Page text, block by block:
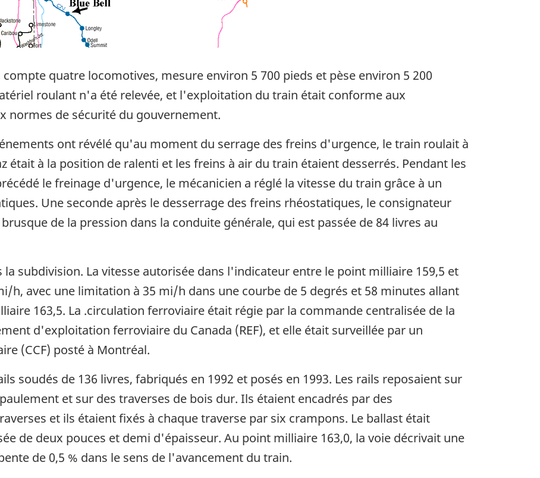
quatre locomotives, mesure environ 5 700 pieds et pèse environ 5 200
roulant n'a été relevée, et l'exploitation du train était conforme aux
normes de sécurité du gouvernement.
ont révélé qu'au moment du serrage des freins d'urgence, le train roulait à
était à la position de ralenti et les freins à air du train étaient desserrés. Pendant les
le freinage d'urgence, le mécanicien a réglé la vitesse du train grâce à un
Une seconde après le desserrage des freins rhéostatiques, le consignateur
de la pression dans la conduite générale, qui est passée de 84 livres au
subdivision. La vitesse autorisée dans l'indicateur entre le point milliaire 159,5 et
h, avec une limitation à 35 mi/h dans une courbe de 5 degrés et 58 minutes allant
163,5. La .circulation ferroviaire était régie par la commande centralisée de la
d'exploitation ferroviaire du Canada (REF), et elle était surveillée par un
(CCF) posté à Montréal.
soudés de 136 livres, fabriqués en 1992 et posés en 1993. Les rails reposaient sur
et sur des traverses de bois dur. Ils étaient encadrés par des
et ils étaient fixés à chaque traverse par six crampons. Le ballast était
de deux pouces et demi d'épaisseur. Au point milliaire 163,0, la voie décrivait une
de 0,5 % dans le sens de l'avancement du train.